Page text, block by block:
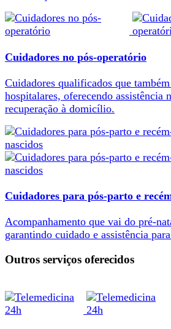
Cuidadores no pós-operatório
Cuidadores qualificados que
hospitalares, oferecendo assistência
recuperação à domicílio.
Cuidadores para pós-parto e
Acompanhamento que vai do pré-
garantindo cuidado e assistência
Outros serviços oferecidos